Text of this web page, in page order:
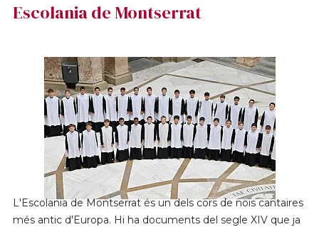
Escolania de Montserrat
L'Escolania de Montserrat és un dels cors de nois cantaires
més antic d'Europa. Hi ha documents del segle XIV que ja